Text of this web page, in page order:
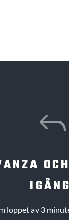
J
loppet av 3